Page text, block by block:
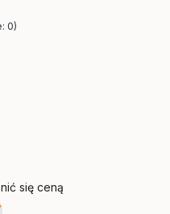
0)
się ceną